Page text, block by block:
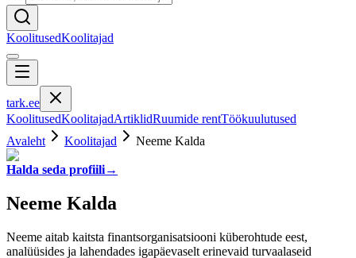
KoolitusedKoolitajad
tark.ee
KoolitusedKoolitajadArtiklidRuumide rentTöökuulutused
Avaleht
Koolitajad Neeme Kalda
Halda seda profiili→
Neeme Kalda
Neeme aitab kaitsta finantsorganisatsiooni küberohtude eest,
analüüsides ja lahendades igapäevaselt erinevaid turvaalaseid